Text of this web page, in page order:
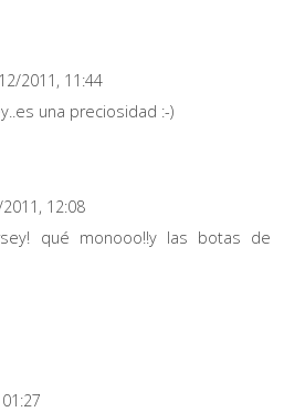
2011, 11:44
una preciosidad :-)
12:08
qué monooo!!y las botas de